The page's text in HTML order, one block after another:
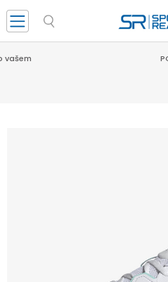
PORUČI